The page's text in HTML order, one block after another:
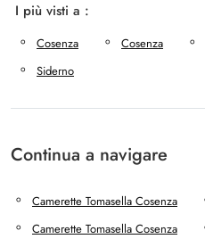
I più visti a :
Cosenza Cosenza
Siderno
Continua a navigare
Camerette Tomasella Cosenza
Camerette Tomasella Cosenza